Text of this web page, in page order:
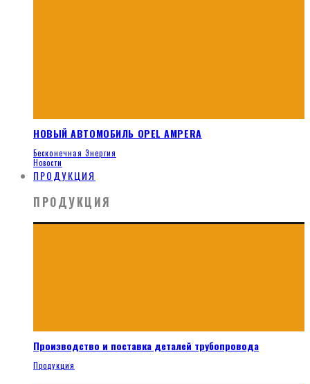
НОВЫЙ АВТОМОБИЛЬ OPEL AMPERA
Бесконечная Энергия
Новости
ПРОДУКЦИЯ
ПРОДУКЦИЯ
Производство и поставка деталей трубопровода
Продукция